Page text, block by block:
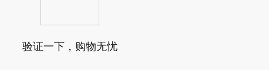
验证一下，购物无忧